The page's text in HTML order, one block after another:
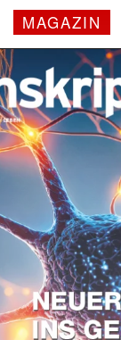
MAGAZIN